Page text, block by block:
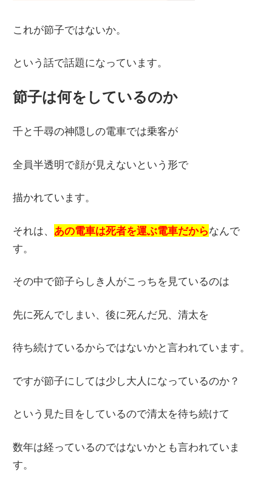
これが節子ではないか。
という話で話題になっています。
節子は何をしているのか
千と千尋の神隠しの電車では乗客が
全員半透明で顔が見えないという形で
描かれています。
それは、 あの電車は死者を運ぶ電車だからなんで
す。
その中で節子らしき人がこっちを見ているのは
先に死んでしまい、後に死んだ兄、清太を
待ち続けているからではないかと言われています。
ですが節子にしては少し大人になっているのか？
という見た目をしているので清太を待ち続けて
数年は経っているのではないかとも言われていま
す。